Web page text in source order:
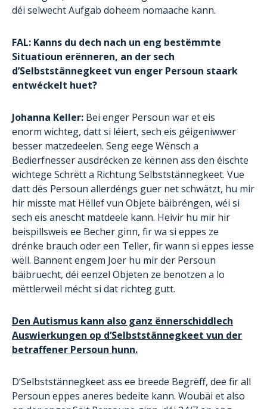
déi selwecht Aufgab doheem nomaache kann.
FAL: Kanns du dech nach un eng bestëmmte
Situatioun erënneren, an der sech
d’Selbststännegkeet vun enger Persoun staark
entwéckelt huet?
Johanna Keller: Bei enger Persoun war et eis
enorm wichteg, datt si léiert, sech eis géigeniwwer
besser matzedeelen. Seng eege Wënsch a
Bedierfnesser ausdrécken ze kënnen ass den éischte
wichtege Schrëtt a Richtung Selbststännegkeet. Vue
datt dës Persoun allerdéngs guer net schwätzt, hu mir
hir misste mat Hëllef vun Objete bäibréngen, wéi si
sech eis anescht matdeele kann. Heivir hu mir hir
beispillsweis ee Becher ginn, fir wa si eppes ze
drénke brauch oder een Teller, fir wann si eppes iesse
wëll. Bannent engem Joer hu mir der Persoun
bäibruecht, déi eenzel Objeten ze benotzen a lo
mëttlerweil mécht si dat richteg gutt.
Den Autismus kann also ganz ënnerschiddlech
Auswierkungen op d‘Selbststännegkeet vun der
betraffener Persoun hunn.
D‘Selbststännegkeet ass ee breede Begrëff, dee fir all
Persoun eppes aneres bedeite kann. Woubäi et also